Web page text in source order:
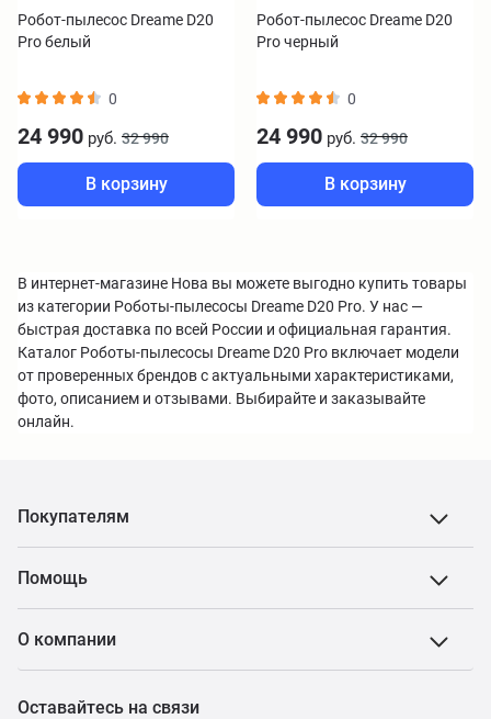
Робот-пылесос Dreame D20
Pro белый
0
24 990 руб. 32 990
В корзину
Робот-пылесос Dreame D20
Pro черный
0
24 990 руб. 32 990
В корзину
В интернет-магазине Нова вы можете выгодно купить товары
из категории Роботы-пылесосы Dreame D20 Pro. У нас —
быстрая доставка по всей России и официальная гарантия.
Каталог Роботы-пылесосы Dreame D20 Pro включает модели
от проверенных брендов с актуальными характеристиками,
фото, описанием и отзывами. Выбирайте и заказывайте
онлайн.
Покупателям
Помощь
О компании
Оставайтесь на связи